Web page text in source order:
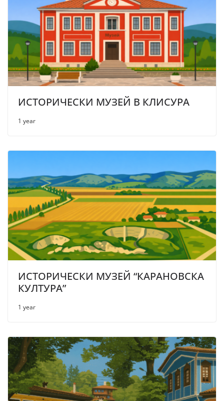
ИСТОРИЧЕСКИ МУЗЕЙ В КЛИСУРА
1 year
ИСТОРИЧЕСКИ МУЗЕЙ “КАРАНОВСКА
КУЛТУРА”
1 year